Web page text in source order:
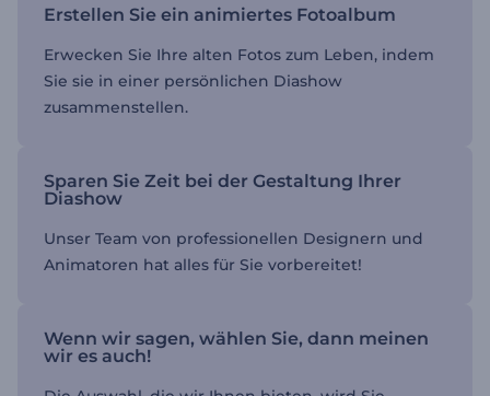
Erstellen Sie ein animiertes Fotoalbum
Erwecken Sie Ihre alten Fotos zum Leben, indem
Sie sie in einer persönlichen Diashow
zusammenstellen.
Sparen Sie Zeit bei der Gestaltung Ihrer
Diashow
Unser Team von professionellen Designern und
Animatoren hat alles für Sie vorbereitet!
Wenn wir sagen, wählen Sie, dann meinen
wir es auch!